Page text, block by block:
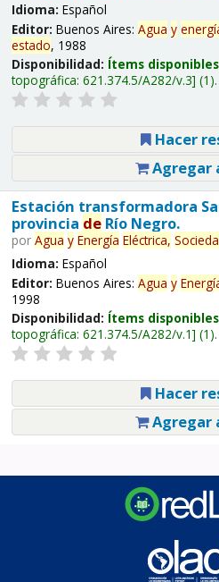
Idioma: Español
Editor: Buenos Aires: Agua y
estado, 1988
Disponibilidad: Ítems
topográfica: 621.374.5/A282/v.3 (1).
Hacer
Agregar
Estación transformadora
provincia deRío Negro.
por Agua y Energía Eléctrica,
Idioma: Español
Editor: Buenos Aires: Agua y
1998
Disponibilidad: Ítems
topográfica: 621.374.5/A282/v.1 (1).
Hacer
Agregar